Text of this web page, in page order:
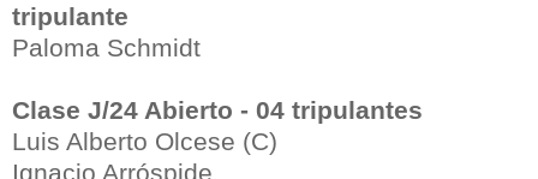
tripulante
Paloma Schmidt
Clase J/24 Abierto - 04 tripulantes
Luis Alberto Olcese (C)
Ignacio Arróspide